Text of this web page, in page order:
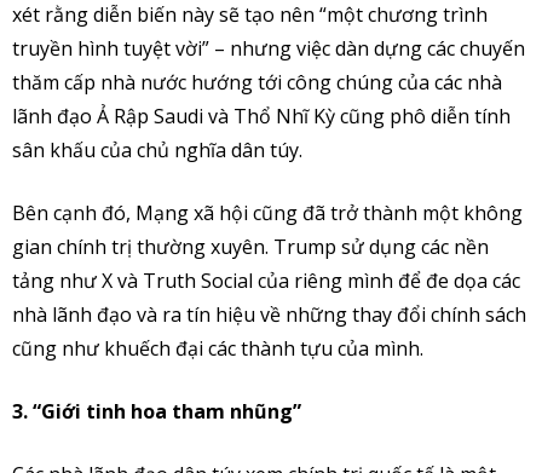
xét rằng diễn biến này sẽ tạo nên “một chương trình
truyền hình tuyệt vời” – nhưng việc dàn dựng các chuyến
thăm cấp nhà nước hướng tới công chúng của các nhà
lãnh đạo Ả Rập Saudi và Thổ Nhĩ Kỳ cũng phô diễn tính
sân khấu của chủ nghĩa dân túy.
Bên cạnh đó, Mạng xã hội cũng đã trở thành một không
gian chính trị thường xuyên. Trump sử dụng các nền
tảng như X và Truth Social của riêng mình để đe dọa các
nhà lãnh đạo và ra tín hiệu về những thay đổi chính sách
cũng như khuếch đại các thành tựu của mình.
3. “Giới tinh hoa tham nhũng”